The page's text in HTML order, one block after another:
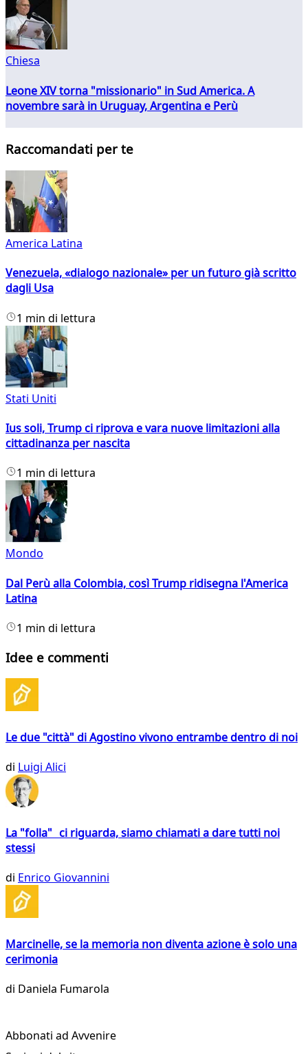
Chiesa
Leone XIV torna "missionario" in Sud America. A
novembre sarà in Uruguay, Argentina e Perù
Raccomandati per te
America Latina
Venezuela, «dialogo nazionale» per un futuro già scritto
dagli Usa
1 min di lettura
Stati Uniti
Ius soli, Trump ci riprova e vara nuove limitazioni alla
cittadinanza per nascita
1 min di lettura
Mondo
Dal Perù alla Colombia, così Trump ridisegna l'America
Latina
1 min di lettura
Idee e commenti
Le due "città" di Agostino vivono entrambe dentro di noi
di Luigi Alici
La "folla" ci riguarda, siamo chiamati a dare tutti noi
stessi
di Enrico Giovannini
Marcinelle, se la memoria non diventa azione è solo una
cerimonia
di Daniela Fumarola
Abbonati ad Avvenire